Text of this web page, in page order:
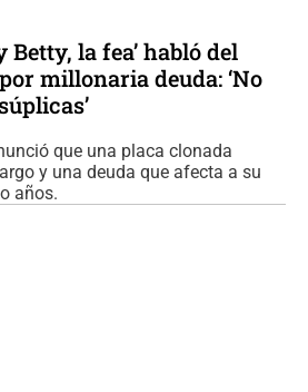
Betty, la fea’ habló del
millonaria deuda: ‘No
que una placa clonada
y una deuda que afecta a su
años.